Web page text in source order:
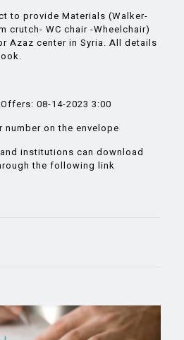
to provide Materials (Walker-
crutch- WC chair -Wheelchair)
Azaz center in Syria. All details
08-14-2023 3:00
number on the envelope
institutions can download
the following link